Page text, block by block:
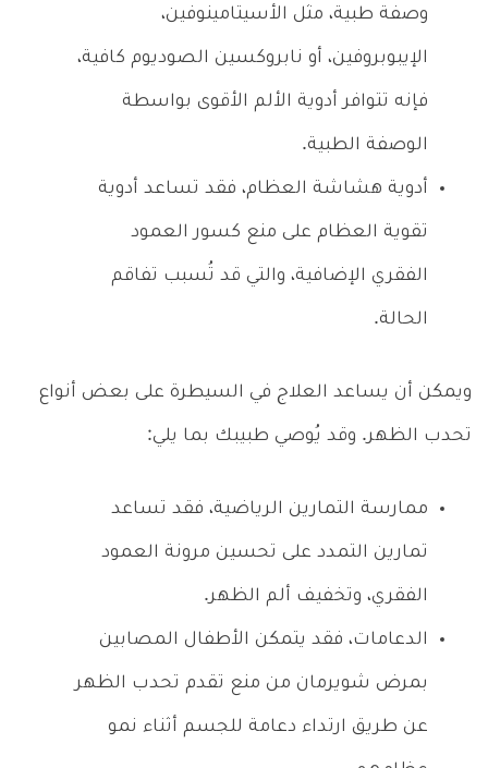
وصفة طبية، مثل الأسيتامينوفين،
الإيبوبروفين، أو نابروكسين الصوديوم كافية،
فإنه تتوافر أدوية الألم الأقوى بواسطة
الوصفة الطبية.
أدوية هشاشة العظام، فقد تساعد أدوية
تقوية العظام على منع كسور العمود
الفقري الإضافية، والتي قد تُسبب تفاقم
الحالة.
ويمكن أن يساعد العلاج في السيطرة على بعض أنواع
تحدب الظهر. وقد يُوصي طبيبك بما يلي:
ممارسة التمارين الرياضية، فقد تساعد
تمارين التمدد على تحسين مرونة العمود
الفقري، وتخفيف ألم الظهر.
الدعامات، فقد يتمكن الأطفال المصابين
بمرض شويرمان من منع تقدم تحدب الظهر
عن طريق ارتداء دعامة للجسم أثناء نمو